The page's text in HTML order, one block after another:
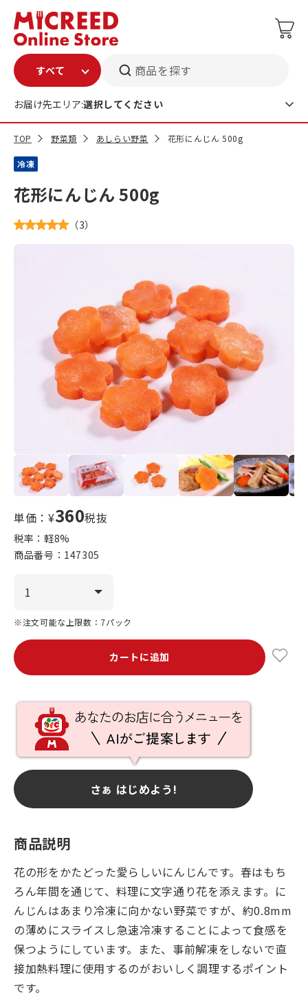
商品を探す
お届け先エリア:選択してください
TOP 野菜類 あしらい野菜 花形にんじん 500g
冷凍
花形にんじん 500g
（3）
単価：¥360税抜
税率：軽8%
商品番号： 147305
※注文可能な上限数：7パック
カートに追加
さぁ はじめよう!
商品説明
花の形をかたどった愛らしいにんじんです。春はもち
ろん年間を通じて、料理に文字通り花を添えます。に
んじんはあまり冷凍に向かない野菜ですが、約0.8mm
の薄めにスライスし急速冷凍することによって食感を
保つようにしています。また、事前解凍をしないで直
接加熱料理に使用するのがおいしく調理するポイント
です。